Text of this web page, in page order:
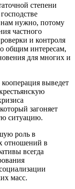
степени
нам нужно, потому
частного
и контроля
общим интересам,
для многих и
выведет
загоняет
ситуацию.
роль в
отношений в
всегда
масс.